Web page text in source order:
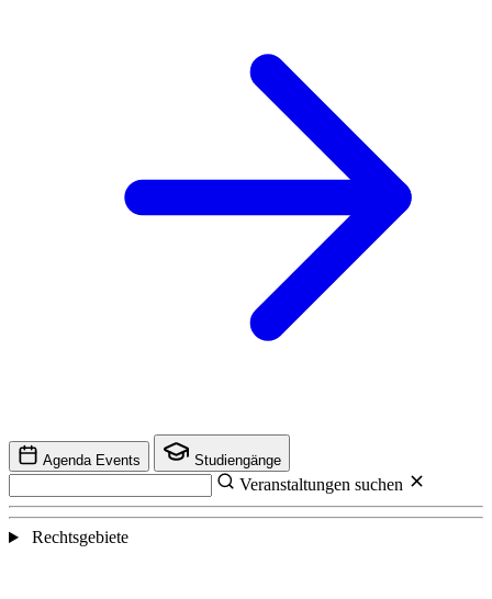
Agenda Events Studiengänge
Veranstaltungen suchen
Rechtsgebiete